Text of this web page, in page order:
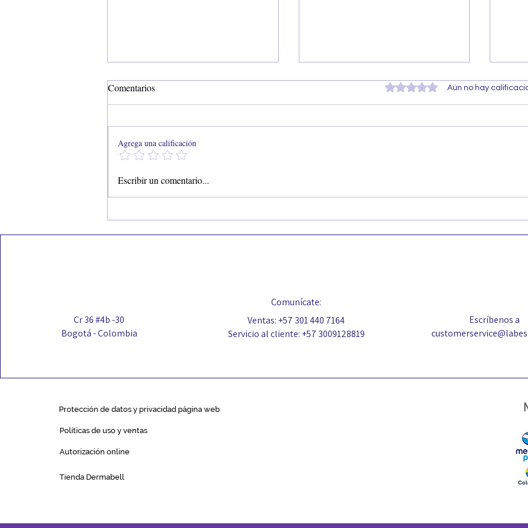
Microbioma y cosmética: ¿Por
joven
Comentarios Obtuvo 0 de 5 estrellas.
Aún no hay
Agrega una calificación
Escribir un comentario...
Cr 36 #4b -30
Bogotá - Colombia
Comunícate:
Ventas: +57 301 440 7164
Servicio al cliente: +57 3009128819
Escríbenos a
Protección de datos y privacidad página web
Políticas de uso y ventas
Autorización online
Tienda Dermabell